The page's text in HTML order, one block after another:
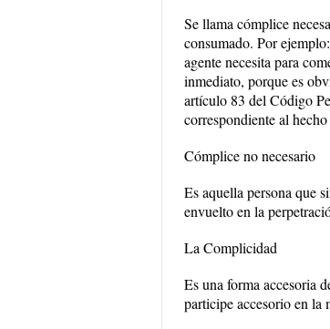
Se llama cómplice
consumado. Por
agente necesita para
inmediato, porque es
artículo 83 del Código
correspondiente al
Cómplice no necesario
Es aquella persona que
envuelto en la
La Complicidad
Es una forma accesoria
participe accesorio en la